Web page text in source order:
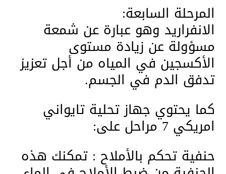
المرحلة السابعة:
الانفراريد وهو عبارة عن شمعة
مسؤولة عن زيادة مستوى
الأكسجين في المياه من أجل تعزيز
تدفق الدم في الجسم.
كما يحتوي جهاز تحلية تايواني
امريكي 7 مراحل على:
حنفية تحكم بالأملاح : تمكنك هذه